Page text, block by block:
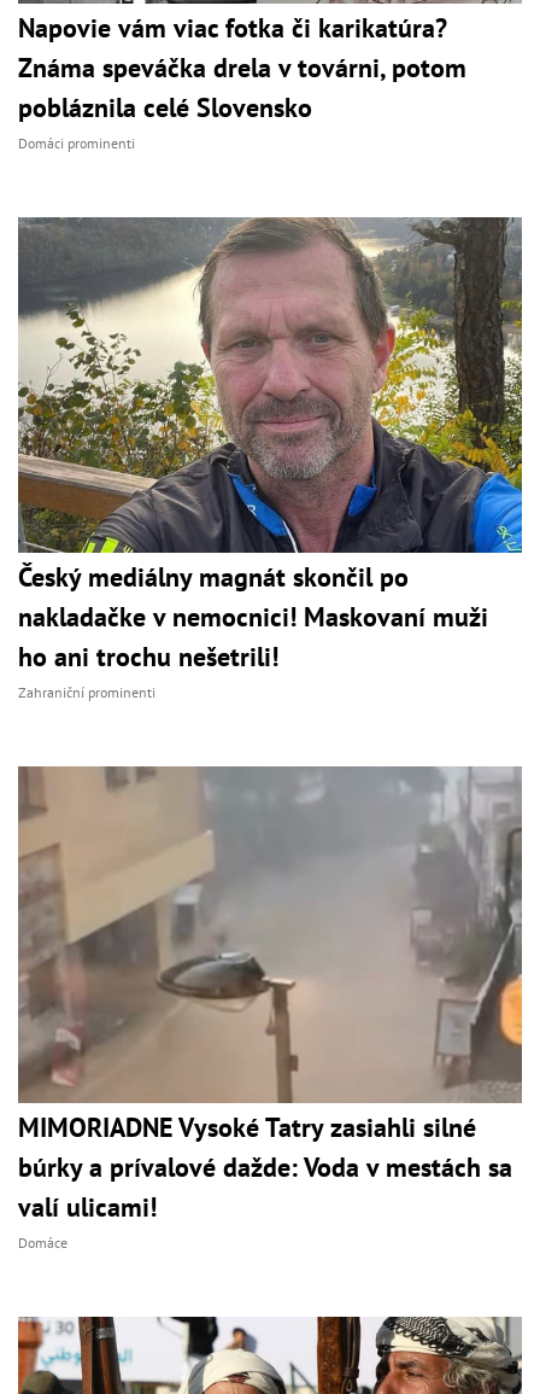
Napovie vám viac fotka či karikatúra?
Známa speváčka drela v továrni, potom
pobláznila celé Slovensko
Domáci prominenti
Český mediálny magnát skončil po
nakladačke v nemocnici! Maskovaní muži
ho ani trochu nešetrili!
Zahraniční prominenti
MIMORIADNE Vysoké Tatry zasiahli silné
búrky a prívalové dažde: Voda v mestách sa
valí ulicami!
Domáce